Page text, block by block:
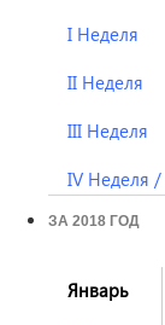
I Неделя
II Неделя
III Неделя
IV Неделя /
ЗА 2018 ГОД
Январь